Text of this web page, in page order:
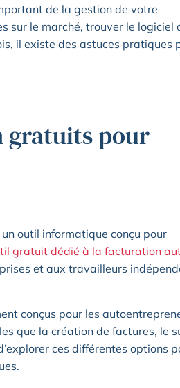
de la gestion de votre
sur le marché, trouver le logiciel
il existe des astuces pratiques
gratuits pour
outil informatique conçu pour
gratuit dédié à la facturation
et aux travailleurs
conçus pour les
que la création de factures, le
ces différentes options